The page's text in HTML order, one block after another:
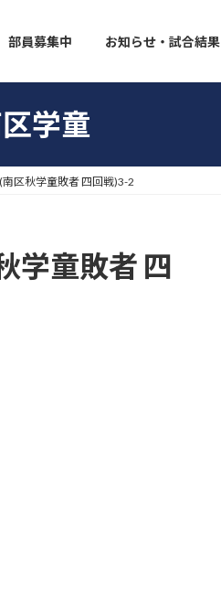
部員募集中 お知らせ・試合結果
学童
区秋学童敗者 四回戦)3-2
学童敗者 四